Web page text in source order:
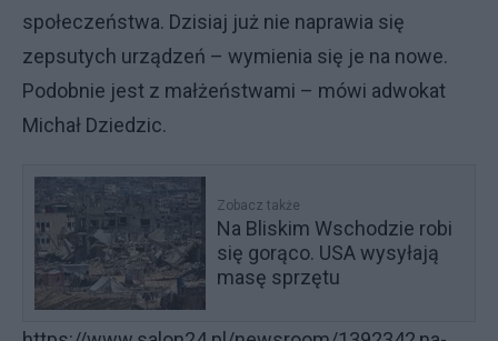
społeczeństwa. Dzisiaj już nie naprawia się
zepsutych urządzeń – wymienia się je na nowe.
Podobnie jest z małżeństwami – mówi adwokat
Michał Dziedzic.
Zobacz także
Na Bliskim Wschodzie robi
się gorąco. USA wysyłają
masę sprzętu